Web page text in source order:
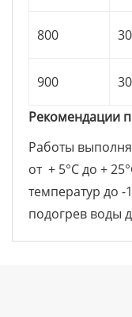
800 30
900 30
Рекомендации
Работы
от + 5°С до +
температур до -
подогрев воды